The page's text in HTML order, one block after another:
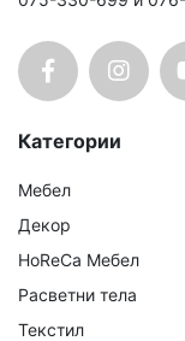
Категории
Мебел
Декор
HoReCa Мебел
Расветни тела
Текстил